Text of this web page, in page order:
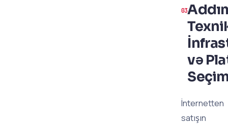
və
İnternetten
satışın